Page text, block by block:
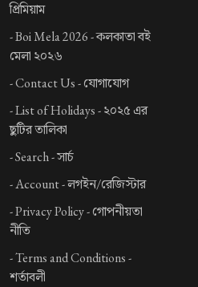
প্রিমিয়াম
-Boi Mela 2026 -কলকাতা বই
মেলা ২০২৬
-Contact Us -যোগাযোগ
-List of Holidays -২০২৫ এর
ছুটির তালিকা
-Search -সার্চ
-Account -লগইন/রেজিস্টার
-Privacy Policy -গোপনীয়তা
নীতি
-Terms and Conditions -
শর্তাবলী